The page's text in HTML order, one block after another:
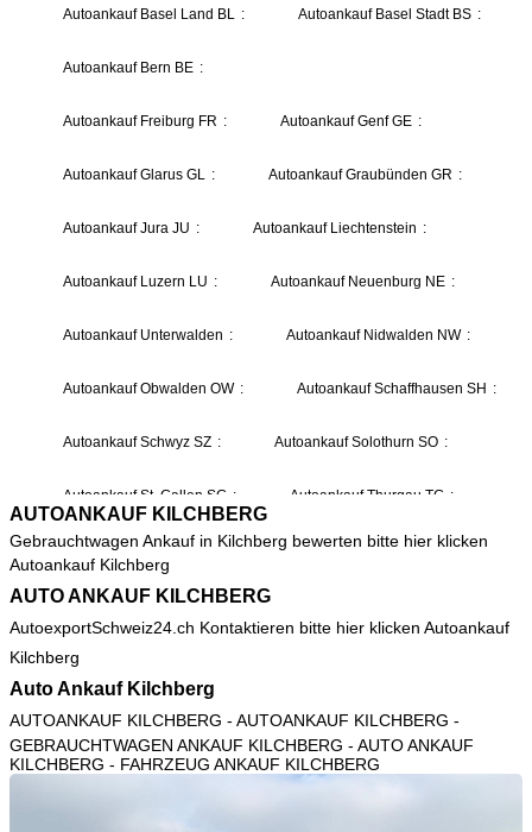
AUTOANKAUF KILCHBERG
Gebrauchtwagen Ankauf in Kilchberg bewerten bitte hier klicken
Autoankauf Kilchberg
AUTO ANKAUF KILCHBERG
AutoexportSchweiz24.ch Kontaktieren bitte hier klicken Autoankauf
Kilchberg
Auto Ankauf Kilchberg
AUTOANKAUF KILCHBERG - AUTOANKAUF KILCHBERG -
GEBRAUCHTWAGEN ANKAUF KILCHBERG - AUTO ANKAUF
KILCHBERG - FAHRZEUG ANKAUF KILCHBERG